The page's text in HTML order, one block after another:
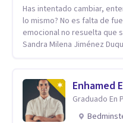
Has intentado cambiar,
lo mismo? No es falta de
emocional no resuelta que
Sandra Milena Jiménez
ansiedad, la baja
conflictos de pareja. Ha trabajado con pacientes en
diferentes países,
enfoque terapéutico se
Enhamed
Graduado En